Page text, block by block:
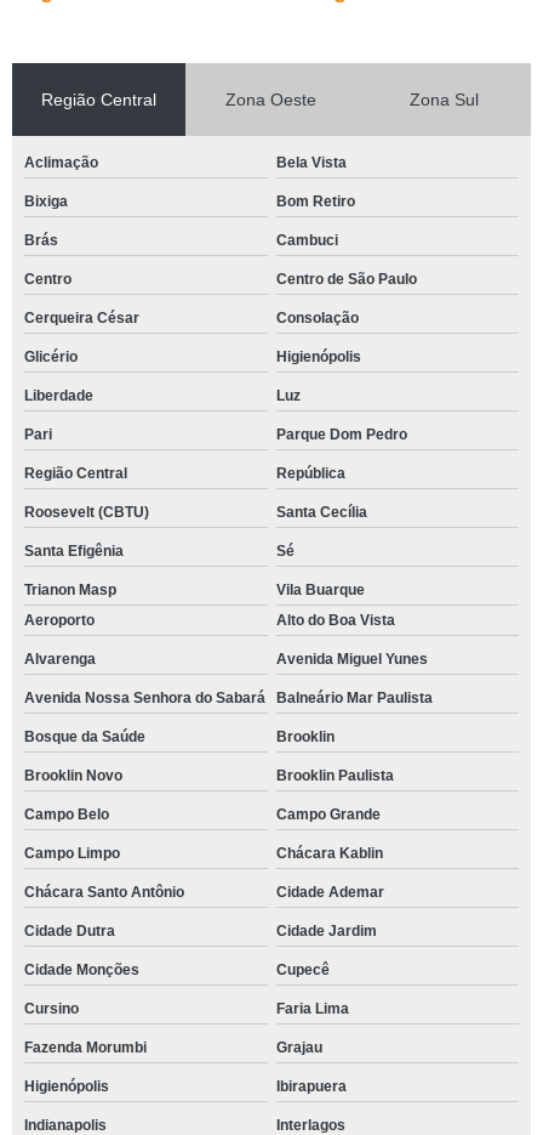
Região Central Zona Oeste Zona Sul
Aclimação Bela Vista
Bixiga Bom Retiro
Brás Cambuci
Centro Centro de São Paulo
Cerqueira César Consolação
Glicério Higienópolis
Liberdade Luz
Pari Parque Dom Pedro
Região Central República
Roosevelt (CBTU) Santa Cecília
Santa Efigênia Sé
Trianon Masp
Vila Buarque
Aeroporto
Alto do Boa Vista
Alvarenga Avenida Miguel Yunes
Avenida Nossa Senhora do Sabará Balneário Mar Paulista
Bosque da Saúde Brooklin
Brooklin Novo Brooklin Paulista
Campo Belo Campo Grande
Campo Limpo Chácara Kablin
Chácara Santo Antônio Cidade Ademar
Cidade Dutra Cidade Jardim
Cidade Monções Cupecê
Cursino Faria Lima
Fazenda Morumbi Grajau
Higienópolis Ibirapuera
Indianapolis Interlagos